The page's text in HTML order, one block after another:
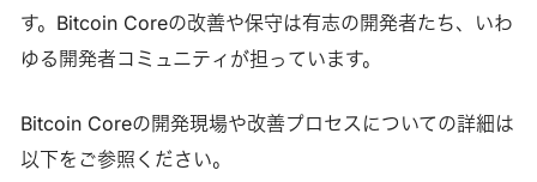
す。Bitcoin Coreの改善や保守は有志の開発者たち、いわ
ゆる開発者コミュニティが担っています。
Bitcoin Coreの開発現場や改善プロセスについての詳細は
以下をご参照ください。